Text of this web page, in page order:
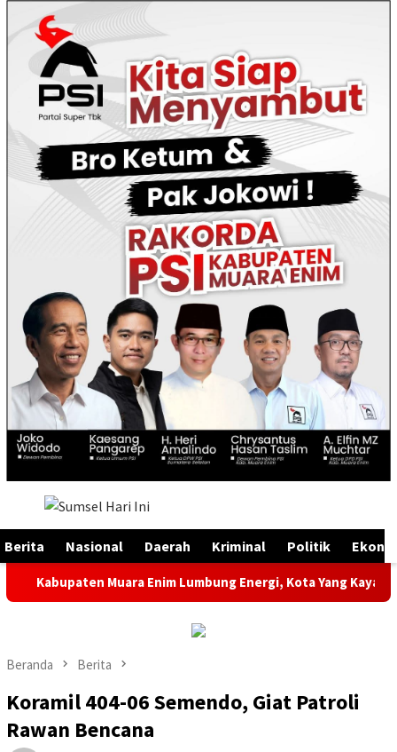
Menu
Mobile
Berita Nasional Daerah Kriminal Politik
Muara Enim Lumbung Energi, Kota Yang Kaya Energi
Beranda Berita
Koramil 404-06 Semendo, Giat Patroli
Rawan Bencana